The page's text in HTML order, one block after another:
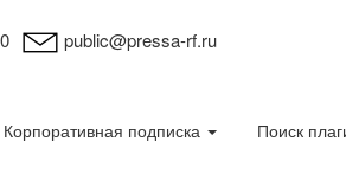
public@pressa-rf.ru
Корпоративная подписка Поиск